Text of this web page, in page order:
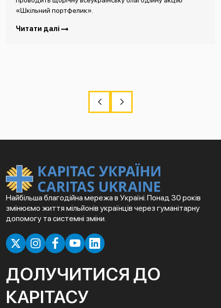
«Шкільний портфелик».
Читати далі
Найбільша благодійна мережа в Україні. Понад 30 років
змінюємо життя мільйонів українців через гуманітарну
допомогу та системні зміни.
ДОЛУЧИТИСЯ ДО
КАРІТАСУ